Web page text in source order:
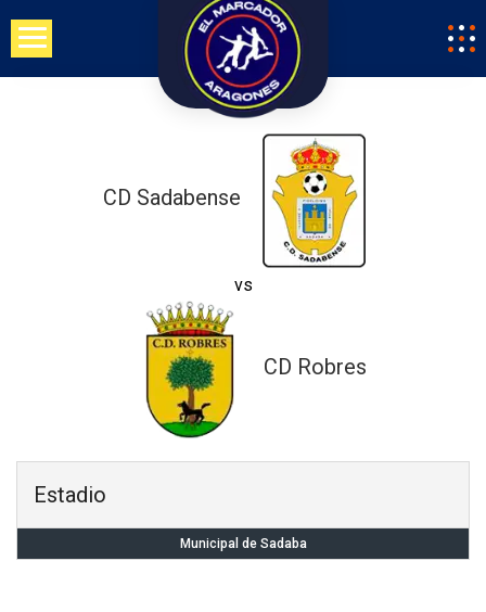
Saltar
contenido
CD Sadabense
vs
CD Robres
Estadio
Municipal de Sadaba